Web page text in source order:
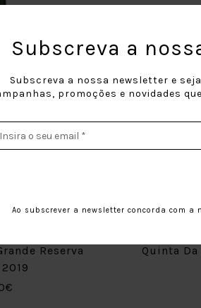
Reserva
Quinta
Subscreva a
Subscreva a nossa newsletter e
promoções e novidades
Ao subscrever a newsletter concorda com a